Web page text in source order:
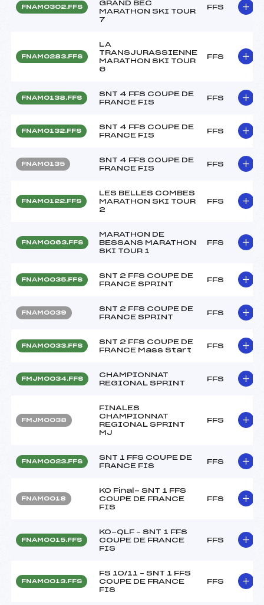
FNAM0302.FFS
GRAND BEC
MARATHON SKI TOUR
7
FFS
FNAM0283.FFS
LA
TRANSJURASSIENNE
MARATHON SKI TOUR
6
FFS
FNAM0138.FFS
SNT 4 FFS COUPE DE
FRANCE FIS
FFS
FNAM0132.FFS
SNT 4 FFS COUPE DE
FRANCE FIS
FFS
FNAM0135
SNT 4 FFS COUPE DE
FRANCE FIS
FFS
FNAM0122.FFS
LES BELLES COMBES
MARATHON SKI TOUR
2
FFS
FNAM0063.FFS
MARATHON DE
BESSANS MARATHON
SKI TOUR 1
FFS
FNAM0035.FFS
SNT 2 FFS COUPE DE
FRANCE SPRINT
FFS
FNAM0039
SNT 2 FFS COUPE DE
FRANCE SPRINT
FFS
FNAM0033.FFS
SNT 2 FFS COUPE DE
FRANCE Mass Start
FFS
FMJM0034.FFS
CHAMPIONNAT
REGIONAL SPRINT
FFS
FMJM0038
FINALES
CHAMPIONNAT
REGIONAL SPRINT
MJ
FFS
FNAM0023.FFS
SNT 1 FFS COUPE DE
FRANCE FIS
FFS
FNAM0018
KO Final- SNT 1 FFS
COUPE DE FRANCE
FIS
FFS
FNAM0015.FFS
KO-QLF – SNT 1 FFS
COUPE DE FRANCE
FIS
FFS
FNAM0013.FFS
FS 10/11 – SNT 1 FFS
COUPE DE FRANCE
FIS
FFS